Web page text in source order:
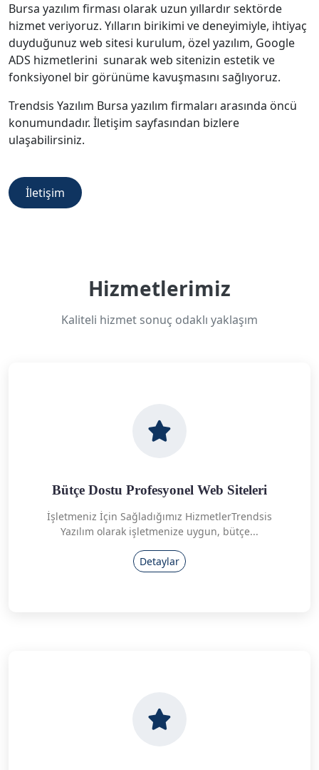
Bursa yazılım firması olarak uzun yıllardır sektörde
hizmet veriyoruz. Yılların birikimi ve deneyimiyle, ihtiyaç
duyduğunuz web sitesi kurulum, özel yazılım, Google
ADS hizmetlerini sunarak web sitenizin estetik ve
fonksiyonel bir görünüme kavuşmasını sağlıyoruz.
Trendsis Yazılım Bursa yazılım firmaları arasında öncü
konumundadır. İletişim sayfasından bizlere
ulaşabilirsiniz.
İletişim
Hizmetlerimiz
Kaliteli hizmet sonuç odaklı yaklaşım
Bütçe Dostu Profesyonel Web Siteleri
İşletmeniz İçin Sağladığımız HizmetlerTrendsis
Yazılım olarak işletmenize uygun, bütçe...
Detaylar